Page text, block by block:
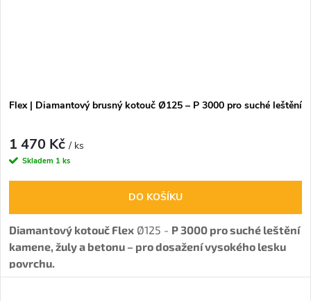
Flex | Diamantový brusný kotouč Ø125 – P 3000 pro suché leštění
1 470 Kč/ ks
Skladem 1 ks
DO KOŠÍKU
Diamantový kotouč Flex Ø125 - P 3000 pro suché leštění
kamene, žuly a betonu – pro dosažení vysokého lesku
povrchu.